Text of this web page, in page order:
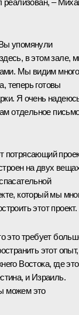
упомянули
в этом зале,
Мы видим много
теперь готовы
Я очень
отдельное
на двух
который мы
этот проект.
это требует
этот опыт,
Востока, где это
и Израиль.
можем это